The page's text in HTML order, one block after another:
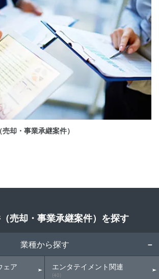
却・事業承継案件）
売却・事業承継案件）を探す
業種から探す
ェア エンタテイメント関連
(40)